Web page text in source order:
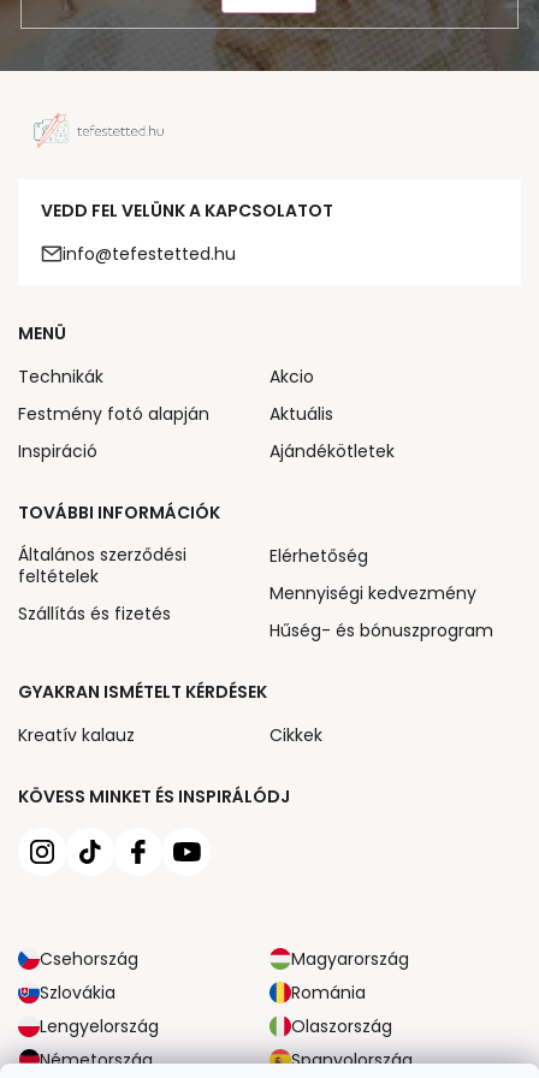
VEDD FEL VELÜNK A KAPCSOLATOT
info@tefestetted.hu
KÖVESS MINKET ÉS INSPIRÁLÓDJ
Csehország
Magyarország
Szlovákia
Románia
Lengyelország
Olaszország
Németország
Spanyolország
MENÜ
Technikák
Festmény fotó alapján
Inspiráció
Akcio
Aktuális
Ajándékötletek
TOVÁBBI INFORMÁCIÓK
Általános szerződési
feltételek
Szállítás és fizetés
Elérhetőség
Mennyiségi kedvezmény
Hűség- és bónuszprogram
GYAKRAN ISMÉTELT KÉRDÉSEK
Kreatív kalauz
Cikkek